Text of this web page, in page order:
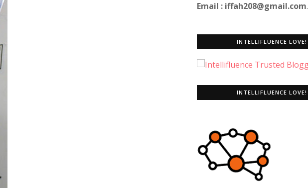
Email : iffah208@gmail.com.
INTELLIFLUENCE LOVE!
INTELLIFLUENCE LOVE!